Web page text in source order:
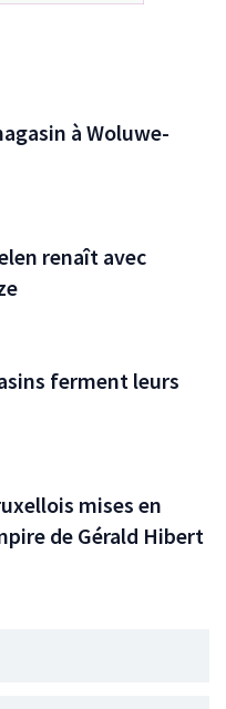
à Woluwe-
renaît avec
ferment leurs
mises en
de Gérald Hibert